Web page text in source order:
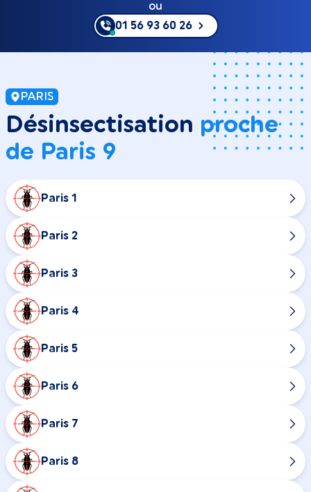
ou
01 56 93 60 26
PARIS
Désinsectisation proche
de Paris 9
Paris 1
Paris 2
Paris 3
Paris 4
Paris 5
Paris 6
Paris 7
Paris 8